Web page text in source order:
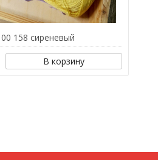
158 сиреневый
В корзину